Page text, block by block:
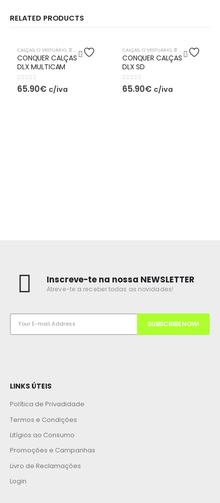
RELATED PRODUCTS
CALÇAS, 👕 VESTUÁRIO, 👖 PERNAS ,🦺EQUIPAMENTO TÁTICO
CONQUER CALÇAS
DLX MULTICAM
0out of 5
65.90€ c/iva
CALÇAS, 👕 VESTUÁRIO, 👖 PERNAS ,
CONQUER CALÇAS
DLX SD
0out of 5
65.90€ c/iva
Inscreve-te na nossa NEWSLETTER
Atreve-te a receber todas as novidades!
LINKS ÚTEIS
Política de Privadidade
Termos e Condições
Litígios ao Consumo
Promoções e Campanhas
Livro de Reclamações
Login